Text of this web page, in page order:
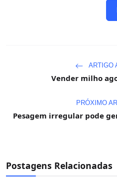
ARTIGO
Vender milho
PRÓXIMO
Pesagem irregular pode
Postagens Relacionadas